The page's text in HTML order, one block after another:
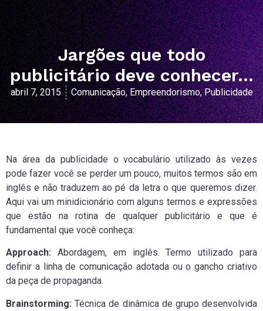
Jargões que todo
publicitário deve conhecer…
abril 7, 2015 Comunicação,Empreendorismo,Publicidade
Na área da publicidade o vocabulário utilizado às vezes
pode fazer você se perder um pouco, muitos termos são em
inglês e não traduzem ao pé da letra o que queremos dizer.
Aqui vai um minidicionário com alguns termos e expressões
que estão na rotina de qualquer publicitário e que é
fundamental que você conheça:
Approach: Abordagem, em inglês. Termo utilizado para
definir a linha de comunicação adotada ou o gancho criativo
da peça de propaganda.
Brainstorming: Técnica de dinâmica de grupo desenvolvida